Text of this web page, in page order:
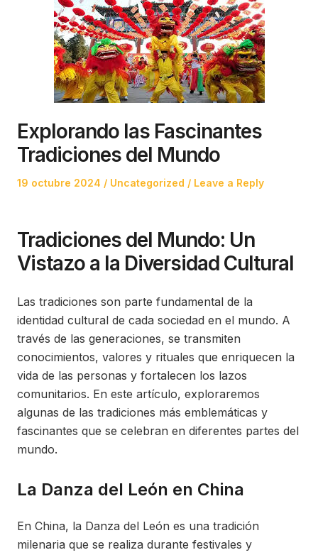
Explorando las Fascinantes
Tradiciones del Mundo
Posted
19 octubre 2024
Posted
Uncategorized Leave a Reply
Tradiciones del Mundo: Un
Vistazo a la Diversidad Cultural
Las tradiciones son parte fundamental de la
identidad cultural de cada sociedad en el mundo. A
través de las generaciones, se transmiten
conocimientos, valores y rituales que enriquecen la
vida de las personas y fortalecen los lazos
comunitarios. En este artículo, exploraremos
algunas de las tradiciones más emblemáticas y
fascinantes que se celebran en diferentes partes del
mundo.
La Danza del León en China
En China, la Danza del León es una tradición
milenaria que se realiza durante festivales y